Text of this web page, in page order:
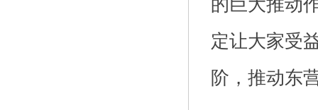
的巨大推动
定让大家受
阶，推动东